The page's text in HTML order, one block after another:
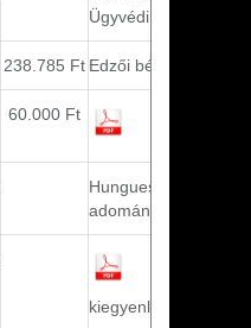
Ügyvédi iroda
238.785 Ft Edzői bérek
60.000 Ft
Hunguest Hotels Zrt.
adomány
kiegyenlítés – MLSZ